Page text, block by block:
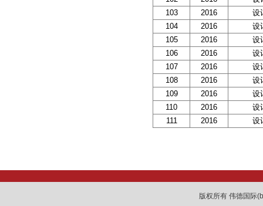
103
2016
设
104
2016
设
105
2016
设
106
2016
设
107
2016
设
108
2016
设
109
2016
设
110
2016
设
111
2016 设
版权所有 伟德国际